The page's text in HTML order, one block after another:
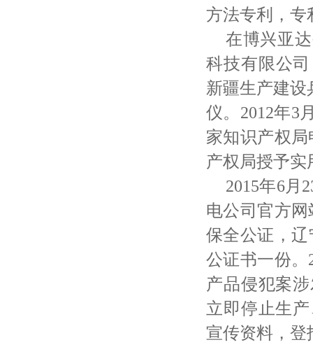
方法专利，专
在博兴亚
科技有限公
新疆生产建
仪。2012年3
家知识产权
产权局授予实
2015年6月
电公司官方网
保全公证，辽
公证书一份。
产品侵犯案
立即停止生
宣传资料，登